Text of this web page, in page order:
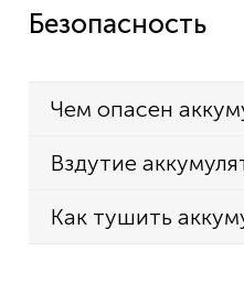
Безопасность
Чем опасен
Вздутие
Как тушить